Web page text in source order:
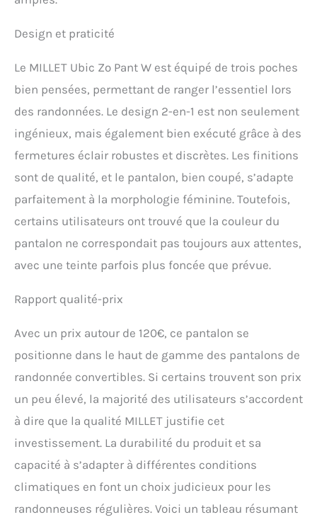
Design et praticité
Le MILLET Ubic Zo Pant W est équipé de trois poches
bien pensées, permettant de ranger l’essentiel lors
des randonnées. Le design 2-en-1 est non seulement
ingénieux, mais également bien exécuté grâce à des
fermetures éclair robustes et discrètes. Les finitions
sont de qualité, et le pantalon, bien coupé, s’adapte
parfaitement à la morphologie féminine. Toutefois,
certains utilisateurs ont trouvé que la couleur du
pantalon ne correspondait pas toujours aux attentes,
avec une teinte parfois plus foncée que prévue.
Rapport qualité-prix
Avec un prix autour de 120€, ce pantalon se
positionne dans le haut de gamme des pantalons de
randonnée convertibles. Si certains trouvent son prix
un peu élevé, la majorité des utilisateurs s’accordent
à dire que la qualité MILLET justifie cet
investissement. La durabilité du produit et sa
capacité à s’adapter à différentes conditions
climatiques en font un choix judicieux pour les
randonneuses régulières. Voici un tableau résumant